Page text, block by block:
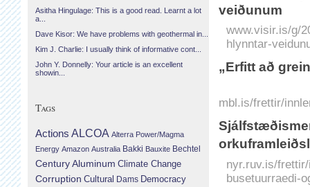
veiðunum
www.visir.is/g/
hlynntar-
„Erfitt að
mbl.is/frettir/
nyr.ruv.is/
busetuurraedi-
Asitha Hingulage: This is a good read. Learnt a lot
a...
Dave Kisor: We have problems with geothermal in...
Kim J. Charlie: I usually think of informative cont...
John Y. Donnelly: Your article is an excellent
showin...
Tags
Actions ALCOA Alterra Power/Magma
Energy Amazon Australia Bakki Bauxite Bechtel
Century Aluminum Climate Change
Corruption Cultural Dams Democracy